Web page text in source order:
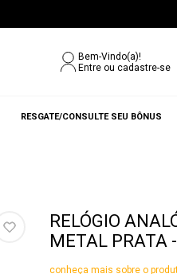
Bem-Vindo(a)!
Entre ou cadastre-se
RESGATE/CONSULTE SEU BÔNUS
RELÓGIO
METAL PRATA
conheça mais sobre o